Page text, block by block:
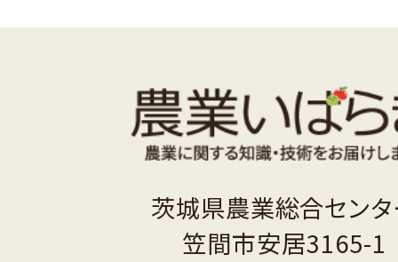
茨城県農業総合セン
笠間市安居3165-1